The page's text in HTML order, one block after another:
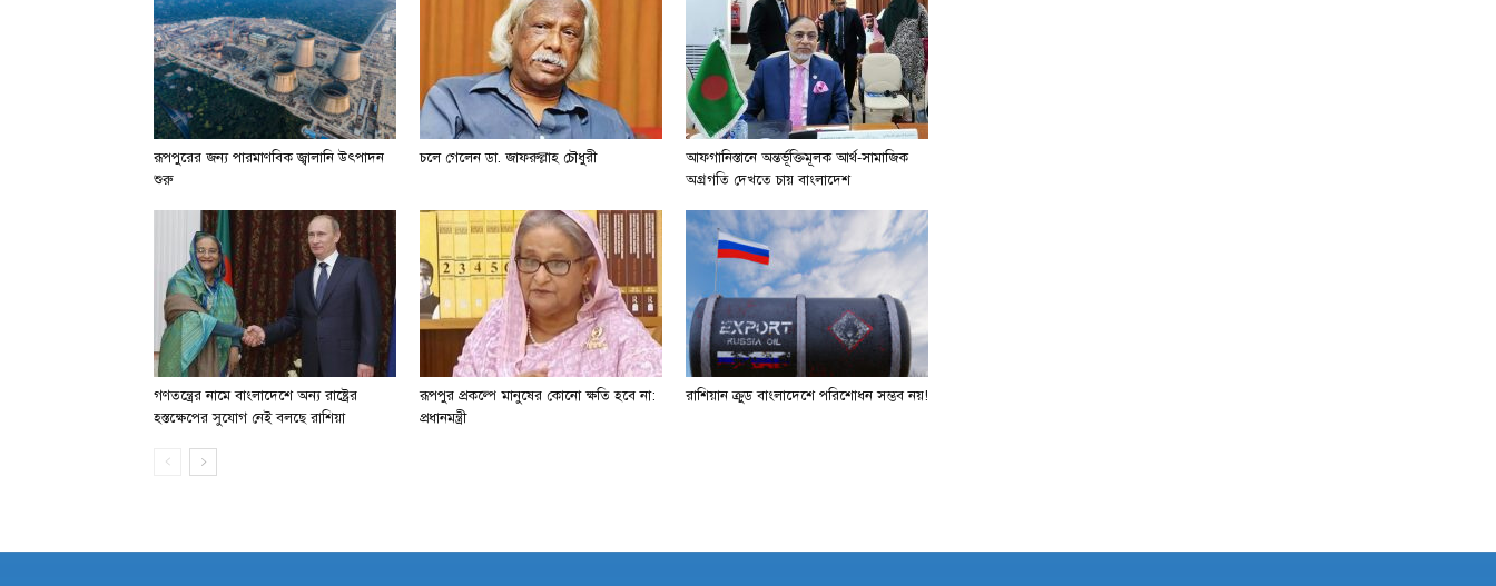
রূপপুরের জন্য পারমাণবিক জ্বালানি উৎপাদন
শুরু
চলে গেলেন ডা. জাফরুল্লাহ চৌধুরী
আফগানিস্তানে অন্তর্ভূক্তিমূলক আর্থ-সামাজিক
অগ্রগতি দেখতে চায় বাংলাদেশ
গণতন্ত্রের নামে বাংলাদেশে অন্য রাষ্ট্রের
হস্তক্ষেপের সুযোগ নেই বলছে রাশিয়া
রূপপুর প্রকল্পে মানুষের কোনো ক্ষতি হবে না:
প্রধানমন্ত্রী
রাশিয়ান ক্রুড বাংলাদেশে পরিশোধন সম্ভব নয়!